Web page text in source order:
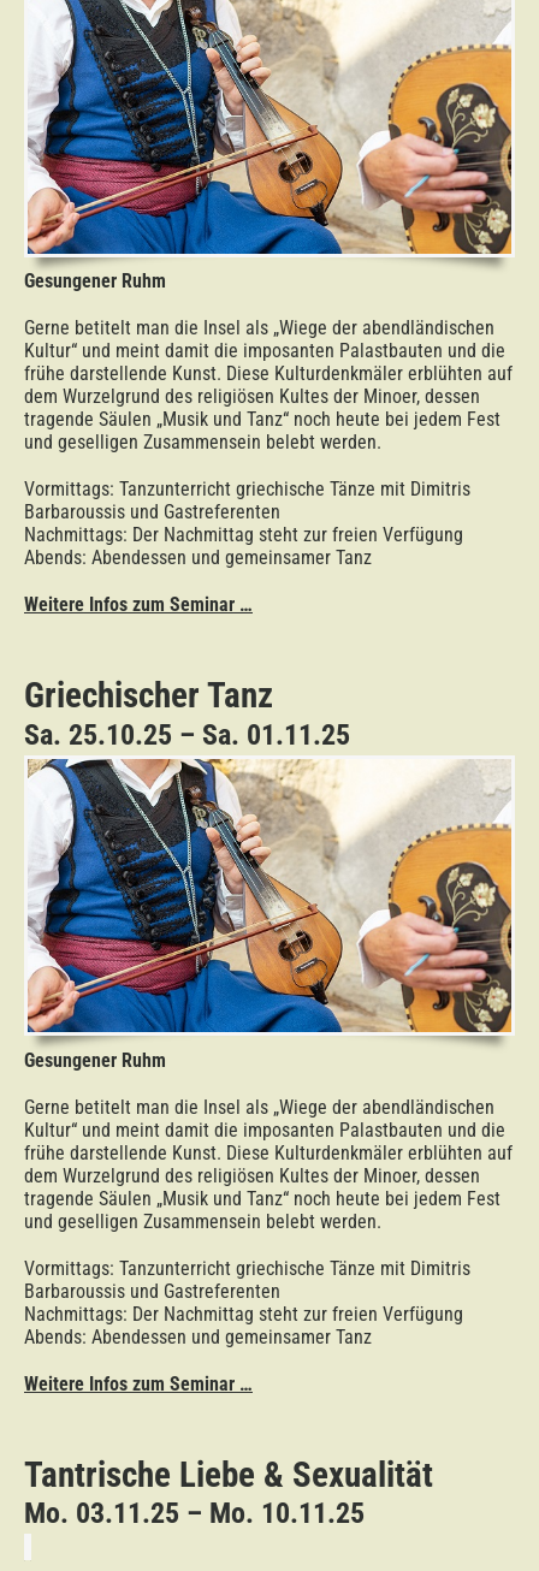
Gesungener Ruhm
Gerne betitelt man die Insel als „Wiege der abendländischen
Kultur“ und meint damit die imposanten Palastbauten und die
frühe darstellende Kunst. Diese Kulturdenkmäler erblühten auf
dem Wurzelgrund des religiösen Kultes der Minoer, dessen
tragende Säulen „Musik und Tanz“ noch heute bei jedem Fest
und geselligen Zusammensein belebt werden.
Vormittags: Tanzunterricht griechische Tänze mit Dimitris
Barbaroussis und Gastreferenten
Nachmittags: Der Nachmittag steht zur freien Verfügung
Abends: Abendessen und gemeinsamer Tanz
Weitere Infos zum Seminar …
Griechischer Tanz
Sa. 25.10.25 – Sa. 01.11.25
Gesungener Ruhm
Gerne betitelt man die Insel als „Wiege der abendländischen
Kultur“ und meint damit die imposanten Palastbauten und die
frühe darstellende Kunst. Diese Kulturdenkmäler erblühten auf
dem Wurzelgrund des religiösen Kultes der Minoer, dessen
tragende Säulen „Musik und Tanz“ noch heute bei jedem Fest
und geselligen Zusammensein belebt werden.
Vormittags: Tanzunterricht griechische Tänze mit Dimitris
Barbaroussis und Gastreferenten
Nachmittags: Der Nachmittag steht zur freien Verfügung
Abends: Abendessen und gemeinsamer Tanz
Weitere Infos zum Seminar …
Tantrische Liebe & Sexualität
Mo. 03.11.25 – Mo. 10.11.25